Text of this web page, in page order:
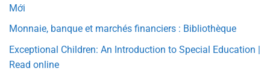
Mới
Monnaie, banque et marchés financiers : Bibliothèque
Exceptional Children: An Introduction to Special Education |
Read online